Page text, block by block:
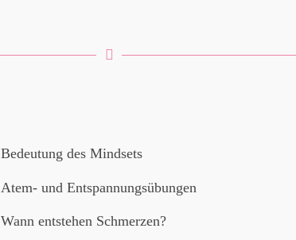
Bedeutung des Mindsets
Atem- und Entspannungsübungen
Wann entstehen Schmerzen?